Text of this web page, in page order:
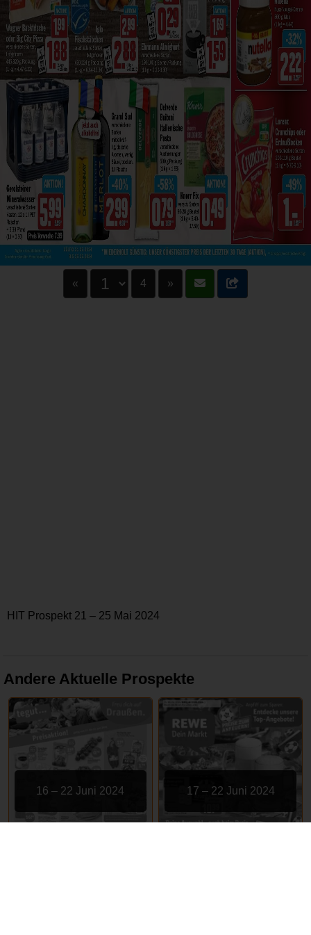
« 4 »
HIT Prospekt 21 – 25 Mai 2024
Andere Aktuelle Prospekte
16 – 22 Juni 2024 17 – 22 Juni 2024